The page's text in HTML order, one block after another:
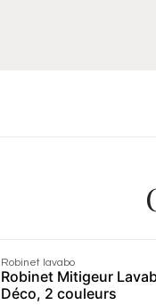
Robinet lavabo
Robinet Mitigeur
Déco, 2 couleurs